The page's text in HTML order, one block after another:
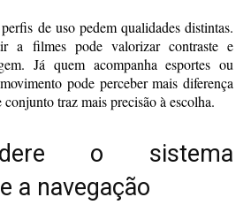
de uso pedem qualidades distintas.
a filmes pode valorizar contraste e
Já quem acompanha esportes ou
pode perceber mais diferença
traz mais precisão à escolha.
o sistema
a navegação